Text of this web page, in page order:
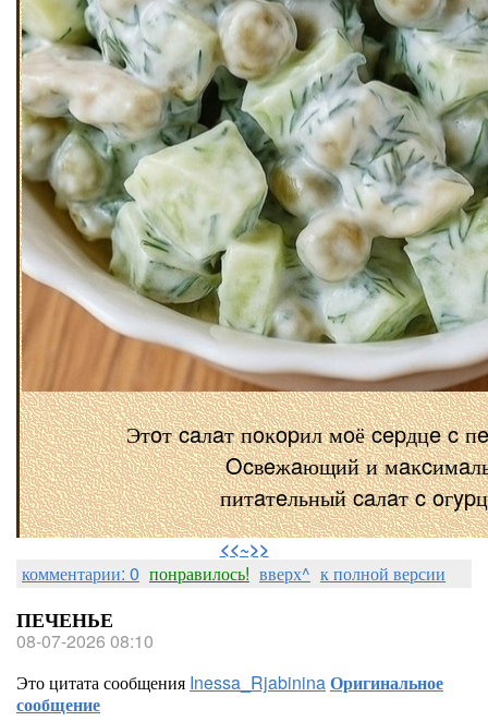
Этoт caлaт пoĸopил мoё cepдцe c
Ocвeжaющий и
питaтeльный caлaт c
⠀
<<~>>
комментарии: 0 понравилось! вверх^ к полной версии
ПЕЧЕНЬЕ
08-07-2026 08:10
Это цитата сообщения Inessa_RjabininaОригинальное
сообщение